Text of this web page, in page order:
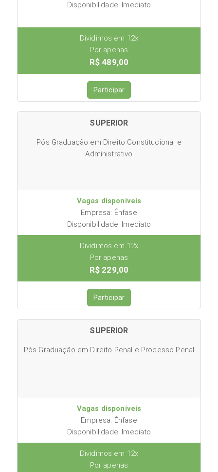
Disponibilidade: Imediato
Dividimos em 12x
Por apenas
R$ 489,00
Participar
SUPERIOR
Pós Graduação em Direito Constitucional e
Administrativo
Vagas disponíveis
Empresa: Ênfase
Disponibilidade: Imediato
Dividimos em 12x
Por apenas
R$ 229,00
Participar
SUPERIOR
Pós Graduação em Direito Penal e Processo Penal
Vagas disponíveis
Empresa: Ênfase
Disponibilidade: Imediato
Dividimos em 12x
Por apenas